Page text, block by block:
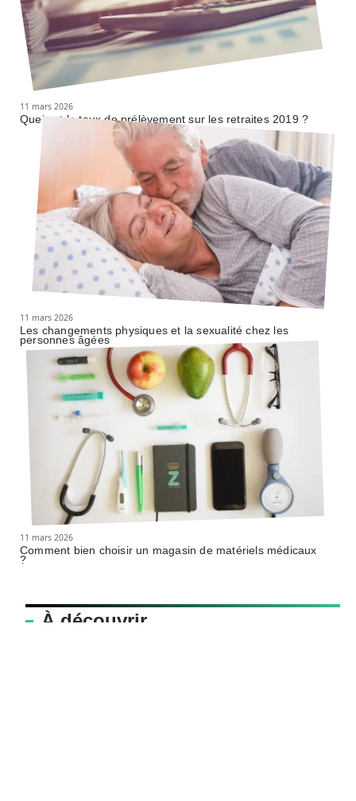
11 mars 2026
Quel est le taux de prélèvement sur les retraites 2019 ?
11 mars 2026
Les changements physiques et la sexualité chez les
personnes âgées
11 mars 2026
Comment bien choisir un magasin de matériels médicaux
?
À découvrir